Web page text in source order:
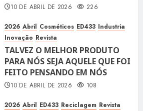
10 DE ABRIL DE 2026 226
2026 Abril Cosméticos ED433 Industria
Inovação Revista
TALVEZ O MELHOR PRODUTO
PARA NÓS SEJA AQUELE QUE FOI
FEITO PENSANDO EM NÓS
10 DE ABRIL DE 2026 108
2026 Abril ED433 Reciclagem Revista